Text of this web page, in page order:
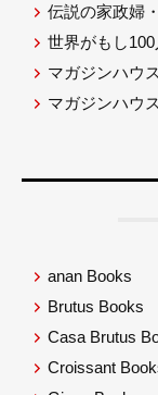
伝説の家政婦
世界がもし
マガジンハウ
マガジンハウ
anan Books
Brutus Books
Casa Brutus
Croissant